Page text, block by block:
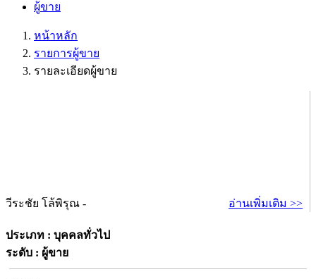
ผู้ขาย
หน้าหลัก
รายการผู้ขาย
รายละเอียดผู้ขาย
วีระชัย โล้พิรุณ - อ่านเพิ่มเติม >>
ประเภท : บุคคลทั่วไป
ระดับ : ผู้ขาย